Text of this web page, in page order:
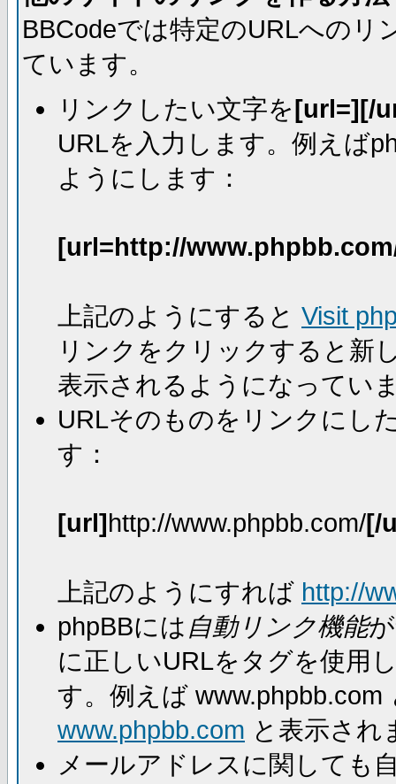
BBCodeでは特定のURLへのリ
ています。
リンクしたい文字を[url=][/
URLを入力します。例えば
ようにします：
[url=http://
上記のようにすると Visit
リンクをクリックすると新
表示されるようになってい
URLそのものをリンクにし
す：
[url]http://www.phpbb.com/[/
上記のようにすれば http://
phpBBには 自動リンク機能
に正しいURLをタグを使用
す。例えば
www.phpbb.com と表示され
メールアドレスに関しても